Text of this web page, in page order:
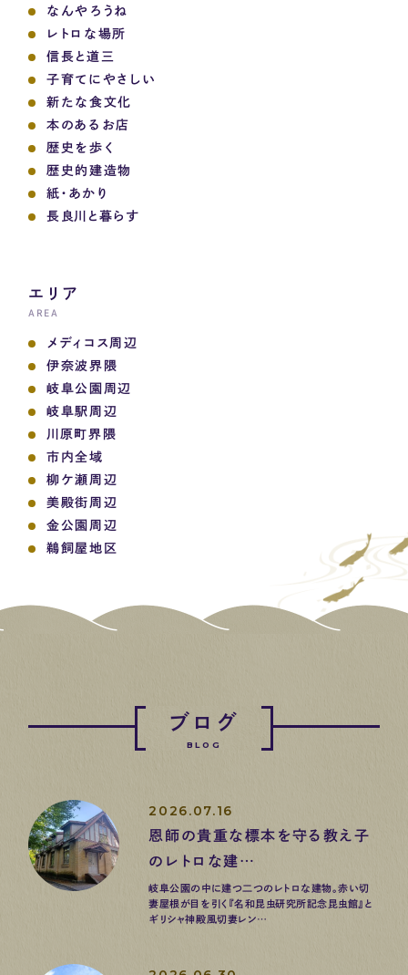
なんやろうね
レトロな場所
信長と道三
子育てにやさしい
新たな食文化
本のあるお店
歴史を歩く
歴史的建造物
紙・あかり
長良川と暮らす
エリア
AREA
メディコス周辺
伊奈波界隈
岐阜公園周辺
岐阜駅周辺
川原町界隈
市内全域
柳ケ瀬周辺
美殿街周辺
金公園周辺
鵜飼屋地区
ブログ
BLOG
2026.07.16
恩師の貴重な標本を守る教え子
のレトロな建…
岐阜公園の中に建つ二つのレトロな建物。赤い切
妻屋根が目を引く『名和昆虫研究所記念昆虫館』と
ギリシャ神殿風切妻レン…